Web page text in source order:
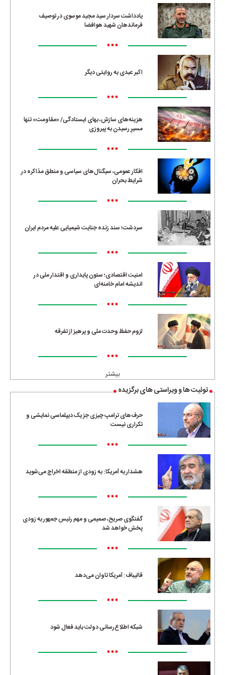
یادداشت سردار سید مجید موسوی در توصیف
فرماندهان شهید هوافضا
•••
اکبر عبدی به روایتی دیگر
•••
هزینه‌های سازش، بهای ایستادگی/ «مقاومت» تنها
مسیرِ رسیدن به پیروزی
•••
افکار عمومی، سیگنال‌های سیاسی و منطق مذاکره در
شرایط بحران
•••
سردشت؛ سند زنده جنایت شیمیایی علیه مردم ایران
•••
امنیت اقتصادی؛ ستون پایداری و اقتدار ملی در
اندیشه امام خامنه‌ای
•••
لزوم حفظ وحدت ملی و پرهیز از تفرقه
•••
بیشتر
توئیت ها و ویراستی های برگزیده
حرف‌های ترامپ چیزی جز یک دیپلماسی نمایشی و
تکراری نیست
•••
هشدار به آمریکا: به زودی از منطقه اخراج می‌شوید
•••
گفتگوی صریح، صمیمی و مهم رئیس جمهور به زودی
پخش خواهد شد
•••
قالیباف: آمریکا تاوان می‌دهد
•••
شبکه اطلاع‌رسانی دولت باید فعال شود
•••